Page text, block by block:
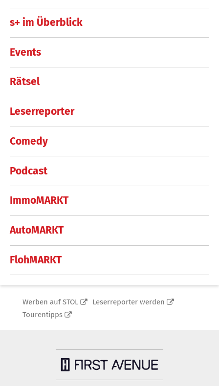
s+ im Überblick
Events
Rätsel
Leserreporter
Comedy
Podcast
ImmoMARKT
AutoMARKT
FlohMARKT
Werben auf STOL
Leserreporter werden
Tourentipps